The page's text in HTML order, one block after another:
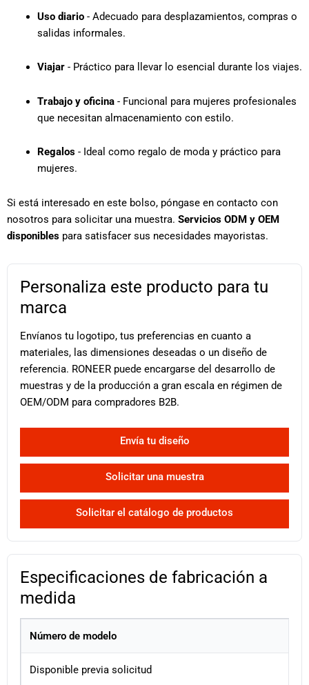
Uso diario- Adecuado para desplazamientos, compras o
salidas informales.
Viajar- Práctico para llevar lo esencial durante los viajes.
Trabajo y oficina- Funcional para mujeres profesionales
que necesitan almacenamiento con estilo.
Regalos- Ideal como regalo de moda y práctico para
mujeres.
Si está interesado en este bolso, póngase en contacto con
nosotros para solicitar una muestra. Servicios ODM y OEM
disponibles para satisfacer sus necesidades mayoristas.
Personaliza este producto para tu
marca
Envíanos tu logotipo, tus preferencias en cuanto a
materiales, las dimensiones deseadas o un diseño de
referencia. RONEER puede encargarse del desarrollo de
muestras y de la producción a gran escala en régimen de
OEM/ODM para compradores B2B.
Envía tu diseño
Solicitar una muestra
Solicitar el catálogo de productos
Especificaciones de fabricación a
medida
Número de modelo
Disponible previa solicitud